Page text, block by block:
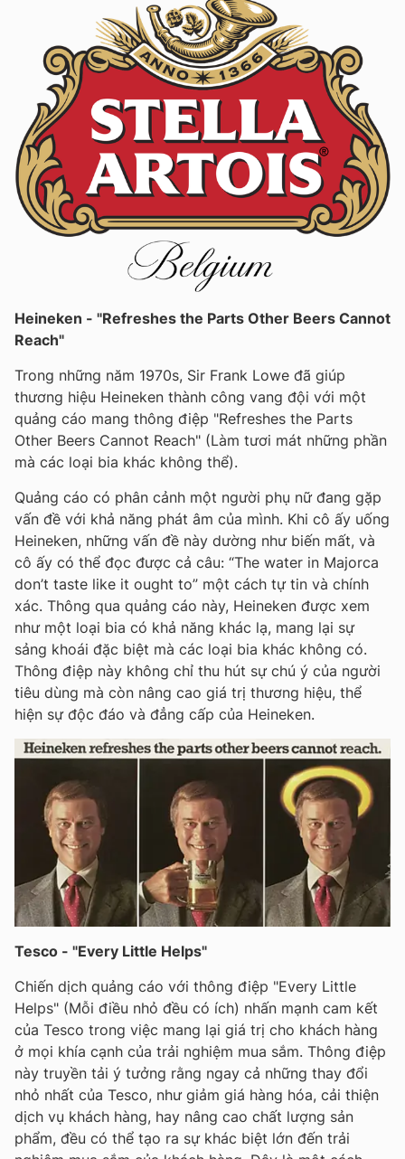
Heineken - "Refreshes the Parts Other Beers Cannot
Reach"
Trong những năm 1970s, Sir Frank Lowe đã giúp
thương hiệu Heineken thành công vang đội với một
quảng cáo mang thông điệp "Refreshes the Parts
Other Beers Cannot Reach" (Làm tươi mát những phần
mà các loại bia khác không thể).
Quảng cáo có phân cảnh một người phụ nữ đang gặp
vấn đề với khả năng phát âm của mình. Khi cô ấy uống
Heineken, những vấn đề này dường như biến mất, và
cô ấy có thể đọc được cả câu: “The water in Majorca
don’t taste like it ought to” một cách tự tin và chính
xác. Thông qua quảng cáo này, Heineken được xem
như một loại bia có khả năng khác lạ, mang lại sự
sảng khoái đặc biệt mà các loại bia khác không có.
Thông điệp này không chỉ thu hút sự chú ý của người
tiêu dùng mà còn nâng cao giá trị thương hiệu, thể
hiện sự độc đáo và đẳng cấp của Heineken.
Tesco - "Every Little Helps"
Chiến dịch quảng cáo với thông điệp "Every Little
Helps" (Mỗi điều nhỏ đều có ích) nhấn mạnh cam kết
của Tesco trong việc mang lại giá trị cho khách hàng
ở mọi khía cạnh của trải nghiệm mua sắm. Thông điệp
này truyền tải ý tưởng rằng ngay cả những thay đổi
nhỏ nhất của Tesco, như giảm giá hàng hóa, cải thiện
dịch vụ khách hàng, hay nâng cao chất lượng sản
phẩm, đều có thể tạo ra sự khác biệt lớn đến trải